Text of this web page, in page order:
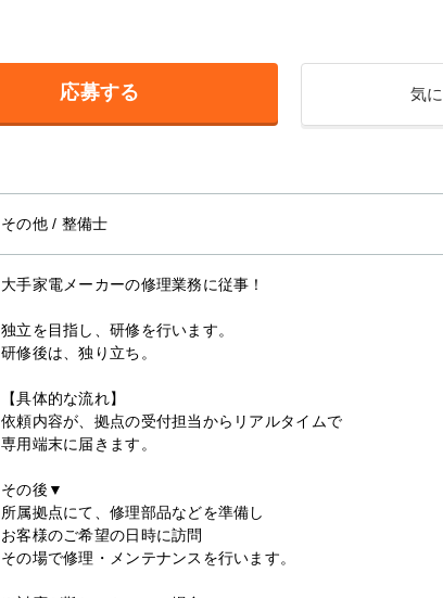
応募する 気
その他/ 整備士
大手家電メーカーの修理業務に従事！
独立を目指し、研修を行います。
研修後は、独り立ち。
【具体的な流れ】
依頼内容が、拠点の受付担当からリアルタイムで
専用端末に届きます。
その後▼
所属拠点にて、修理部品などを準備し
お客様のご希望の日時に訪問
その場で修理・メンテナンスを行います。